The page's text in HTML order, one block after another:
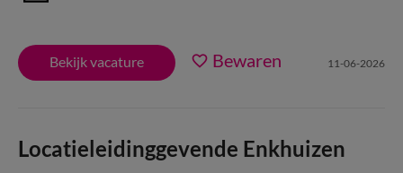
Bekijk vacature Bewaren 11-06-2026
Locatieleidinggevende Enkhuizen